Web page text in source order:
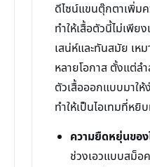
ดีไซน์แขนตุ๊กตาเพิ่ม
ทำให้เสื้อตัวนี้ไม่เพี
เสน่ห์และทันสมัย เห
หลายโอกาส ตั้งแต่ล
ตัวเสื้อออกแบบมาให้
ทำให้เป็นไอเทมที่หยิ
ความยืดหยุ่นขอ
ช่วงเอวแบบสม็อ